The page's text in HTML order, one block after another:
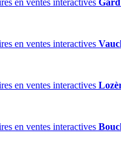
en ventes interactives
en ventes interactives
en ventes interactives